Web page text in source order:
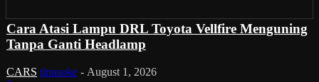
Cara Atasi Lampu DRL Toyota Vellfire Menguning
Tanpa Ganti Headlamp
CARS tinusoke - August 1, 2026